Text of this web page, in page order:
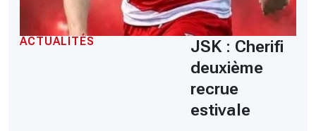
ACTUALITÉS
JSK : Cherifi
deuxième
recrue
estivale